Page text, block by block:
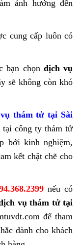
ảnh hưởng đến
cung cấp luôn có
bạn chọn dịch vụ
sẽ không còn khó
thám tử tại Sài
tại công ty thám tử
bởi kinh nghiệm,
kết chặt chẽ cho
nếu có
vụ thám tử tại
để tham
dành cho khách